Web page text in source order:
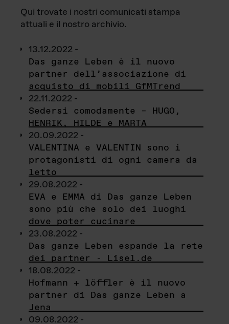
Qui trovate i nostri comunicati stampa
attuali e il nostro archivio.
13.12.2022 -
Das ganze Leben è il nuovo
partner dell’associazione di
acquisto di mobili GfMTrend
22.11.2022 -
Sedersi comodamente – HUGO,
HENRIK, HILDE e MARTA
20.09.2022 -
VALENTINA e VALENTIN sono i
protagonisti di ogni camera da
letto
29.08.2022 -
EVA e EMMA di Das ganze Leben
sono più che solo dei luoghi
dove poter cucinare
23.08.2022 -
Das ganze Leben espande la rete
dei partner - Lisel.de
18.08.2022 -
Hofmann + löffler è il nuovo
partner di Das ganze Leben a
Jena
09.08.2022 -